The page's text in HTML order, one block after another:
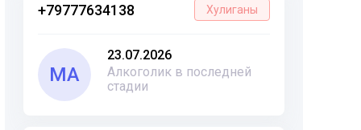
+79777634138 Хулиганы
МА
23.07.2026
Алкоголик в последней
стадии